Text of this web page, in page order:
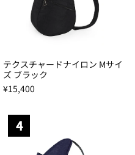
テクスチャードナイロン Mサイ
ズ ブラック
¥15,400
4